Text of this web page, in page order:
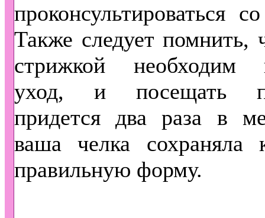
проконсультироваться
Также следует помнить,
стрижкой необходим
уход, и посещать
придется два раза в
ваша челка сохраняла
правильную форму.